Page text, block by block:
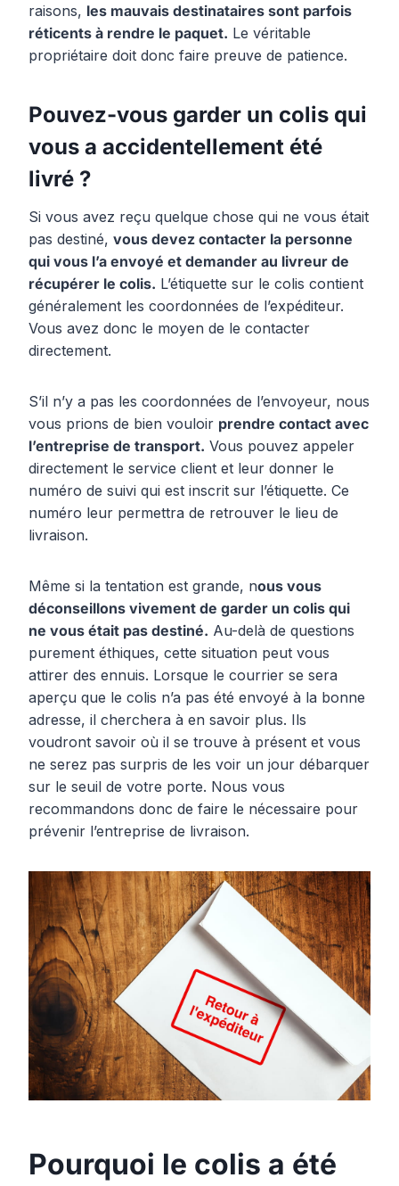
raisons, les mauvais destinataires sont parfois
réticents à rendre le paquet. Le véritable
propriétaire doit donc faire preuve de patience.
Pouvez-vous garder un colis qui
vous a accidentellement été
livré ?
Si vous avez reçu quelque chose qui ne vous était
pas destiné, vous devez contacter la personne
qui vous l’a envoyé et demander au livreur de
récupérer le colis. L’étiquette sur le colis contient
généralement les coordonnées de l’expéditeur.
Vous avez donc le moyen de le contacter
directement.
S’il n’y a pas les coordonnées de l’envoyeur, nous
vous prions de bien vouloir prendre contact avec
l’entreprise de transport. Vous pouvez appeler
directement le service client et leur donner le
numéro de suivi qui est inscrit sur l’étiquette. Ce
numéro leur permettra de retrouver le lieu de
livraison.
Même si la tentation est grande, nous vous
déconseillons vivement de garder un colis qui
ne vous était pas destiné. Au-delà de questions
purement éthiques, cette situation peut vous
attirer des ennuis. Lorsque le courrier se sera
aperçu que le colis n’a pas été envoyé à la bonne
adresse, il cherchera à en savoir plus. Ils
voudront savoir où il se trouve à présent et vous
ne serez pas surpris de les voir un jour débarquer
sur le seuil de votre porte. Nous vous
recommandons donc de faire le nécessaire pour
prévenir l’entreprise de livraison.
Pourquoi le colis a été